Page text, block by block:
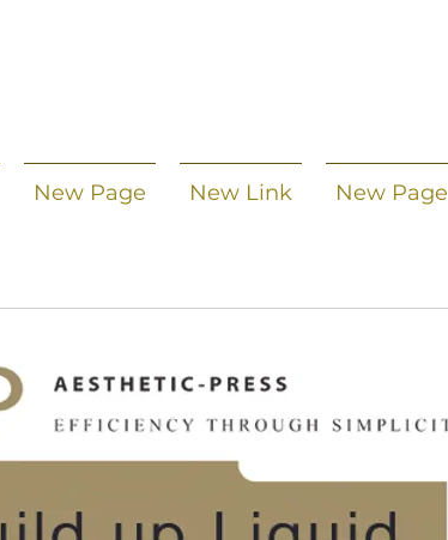
New Page New Link New Page